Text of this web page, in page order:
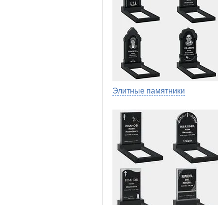
Элитные памятники